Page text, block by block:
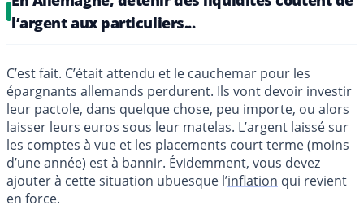
l’argent aux particuliers...
C’est fait. C’était attendu et le cauchemar pour les
épargnants allemands perdurent. Ils vont devoir investir
leur pactole, dans quelque chose, peu importe, ou alors
laisser leurs euros sous leur matelas. L’argent laissé sur
les comptes à vue et les placements court terme (moins
d’une année) est à bannir. Évidemment, vous devez
ajouter à cette situation ubuesque l’inflation qui revient
en force.